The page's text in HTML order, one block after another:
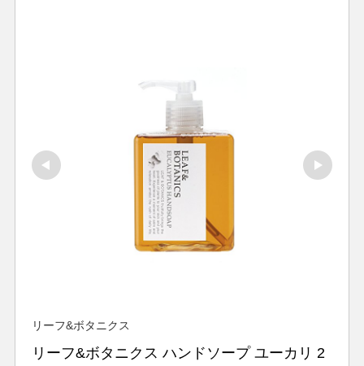
リーフ&ボタニクス
リーフ&ボタニクス ハンドソープ ユーカリ 2